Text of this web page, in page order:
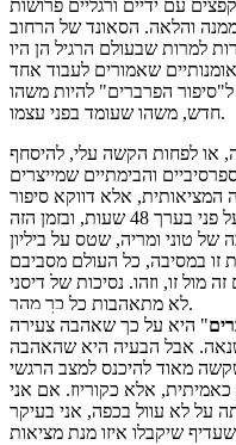
עם ידיים ורגליים פרושות
ממנה והלאה. הסאונד של הרחוב
למרות שבעולם הרגיל הן היו
שאמורים לעבוד אחד
הפרברים" להיות משהו
חדש, משהו שעומד בפני עצמו.
או לפחות הקשה עלי, להיסחף
והבימתיים שמייצרים
המציאותית, אלא דווקא סיפור
האהבה שעומד במרכזו. הסרט מתפרש על פני בערך 48 שעות, ובזמן הזה
טוני ומריה, שטס על ביליון
זו במסיבה, כל העולם מסביבם
זו, וזהו. נסיכות של דיסני
לא מתאהבות כל כך מהר.
" היא על כך שאהבה צעירה
אבל הבעיה היא שהאהבה
מאוד להיכנס למצב הרגשי
אלא כקוריוז. אם אני
על לא עוול בכפה, אני בעיקר